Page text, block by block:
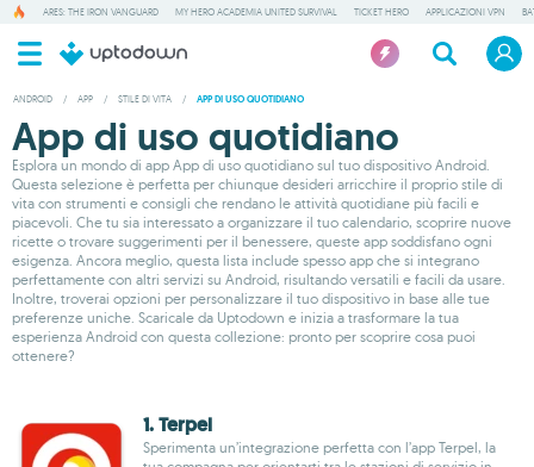
ARES: THE IRON VANGUARD MY HERO ACADEMIA UNITED SURVIVAL TICKET HERO APPLICAZIONI VPN
ANDROID / APP / STILE DI VITA / APP DI USO QUOTIDIANO
App di uso quotidiano
Esplora un mondo di app App di uso quotidiano sul tuo dispositivo Android.
Questa selezione è perfetta per chiunque desideri arricchire il proprio stile di
vita con strumenti e consigli che rendano le attività quotidiane più facili e
piacevoli. Che tu sia interessato a organizzare il tuo calendario, scoprire nuove
ricette o trovare suggerimenti per il benessere, queste app soddisfano ogni
esigenza. Ancora meglio, questa lista include spesso app che si integrano
perfettamente con altri servizi su Android, risultando versatili e facili da usare.
Inoltre, troverai opzioni per personalizzare il tuo dispositivo in base alle tue
preferenze uniche. Scaricale da Uptodown e inizia a trasformare la tua
esperienza Android con questa collezione: pronto per scoprire cosa puoi
ottenere?
1. Terpel
Sperimenta un’integrazione perfetta con l’app Terpel, la